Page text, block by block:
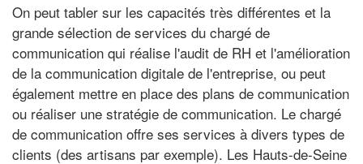
On peut tabler sur les capacités très différentes et la
grande sélection de services du chargé de
communication qui réalise l'audit de RH et l'amélioration
de la communication digitale de l'entreprise, ou peut
également mettre en place des plans de communication
ou réaliser une stratégie de communication. Le chargé
de communication offre ses services à divers types de
clients (des artisans par exemple). Les Hauts-de-Seine